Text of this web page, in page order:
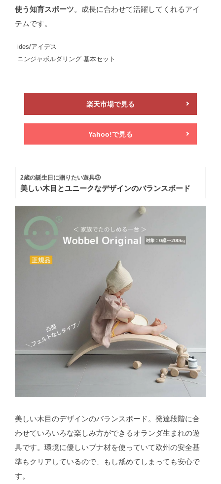
使う知育スポーツ。成長に合わせて活躍してくれるアイ
テムです。
ides/アイデス
ニンジャボルダリング 基本セット
楽天市場で見る
Yahoo!で見る
2歳の誕生日に贈りたい遊具③
美しい木目とユニークなデザインのバランスボード
美しい木目のデザインのバランスボード。発達段階に合
わせていろいろな楽しみ方ができるオランダ生まれの遊
具です。環境に優しいブナ材を使っていて欧州の安全基
準もクリアしているので、もし舐めてしまっても安心で
す。